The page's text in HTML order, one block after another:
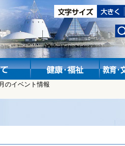
のイベント情報